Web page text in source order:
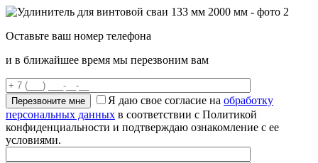
Оставьте ваш номер телефона
и в ближайшее время мы перезвоним вам
Я даю свое согласие на обработку
персональных данных в соответствии с Политикой
конфиденциальности и подтверждаю ознакомление с ее
условиями.